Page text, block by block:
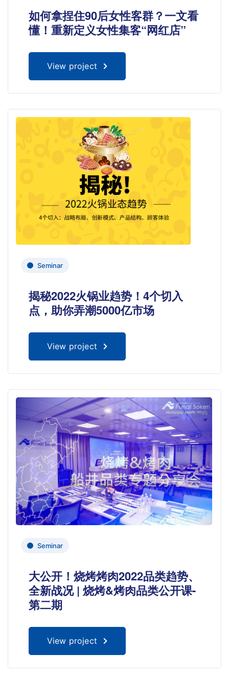
如何拿捏住90后女性客群？一文看
懂！重新定义女性集客“网红店”
View project
Seminar
揭秘2022火锅业趋势！4个切入
点，助你弄潮5000亿市场
View project
Seminar
大公开！烧烤烤肉2022品类趋势、
全新战况 | 烧烤&烤肉品类公开课-
第二期
View project